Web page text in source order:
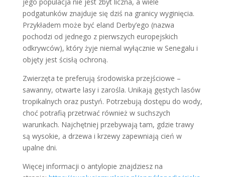
podgatunków znajduje się dziś na granicy wyginięcia.
Przykładem może być eland Derby’ego (nazwa
pochodzi od jednego z pierwszych europejskich
odkrywców), który żyje niemal wyłącznie w Senegalu i
objęty jest ścisłą ochroną.
Zwierzęta te preferują środowiska przejściowe –
sawanny, otwarte lasy i zarośla. Unikają gęstych lasów
tropikalnych oraz pustyń. Potrzebują dostępu do wody,
choć potrafią przetrwać również w suchszych
warunkach. Najchętniej przebywają tam, gdzie trawy
są wysokie, a drzewa i krzewy zapewniają cień w
upalne dni.
Więcej informacji o antylopie znajdziesz na